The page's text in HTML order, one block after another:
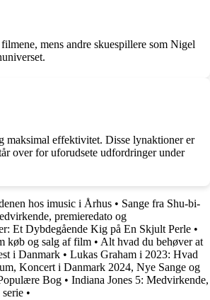
mens andre skuespillere som Nigel
maksimal effektivitet. Disse lynaktioner er
over for uforudsete udfordringer under
hos imusic i Århus • Sange fra Shu-bi-
premieredato og
Et Dybdegående Kig på En Skjult Perle •
køb og salg af film • Alt hvad du behøver at
i Danmark • Lukas Graham i 2023: Hvad
Koncert i Danmark 2024, Nye Sange og
Bog • Indiana Jones 5: Medvirkende,
•